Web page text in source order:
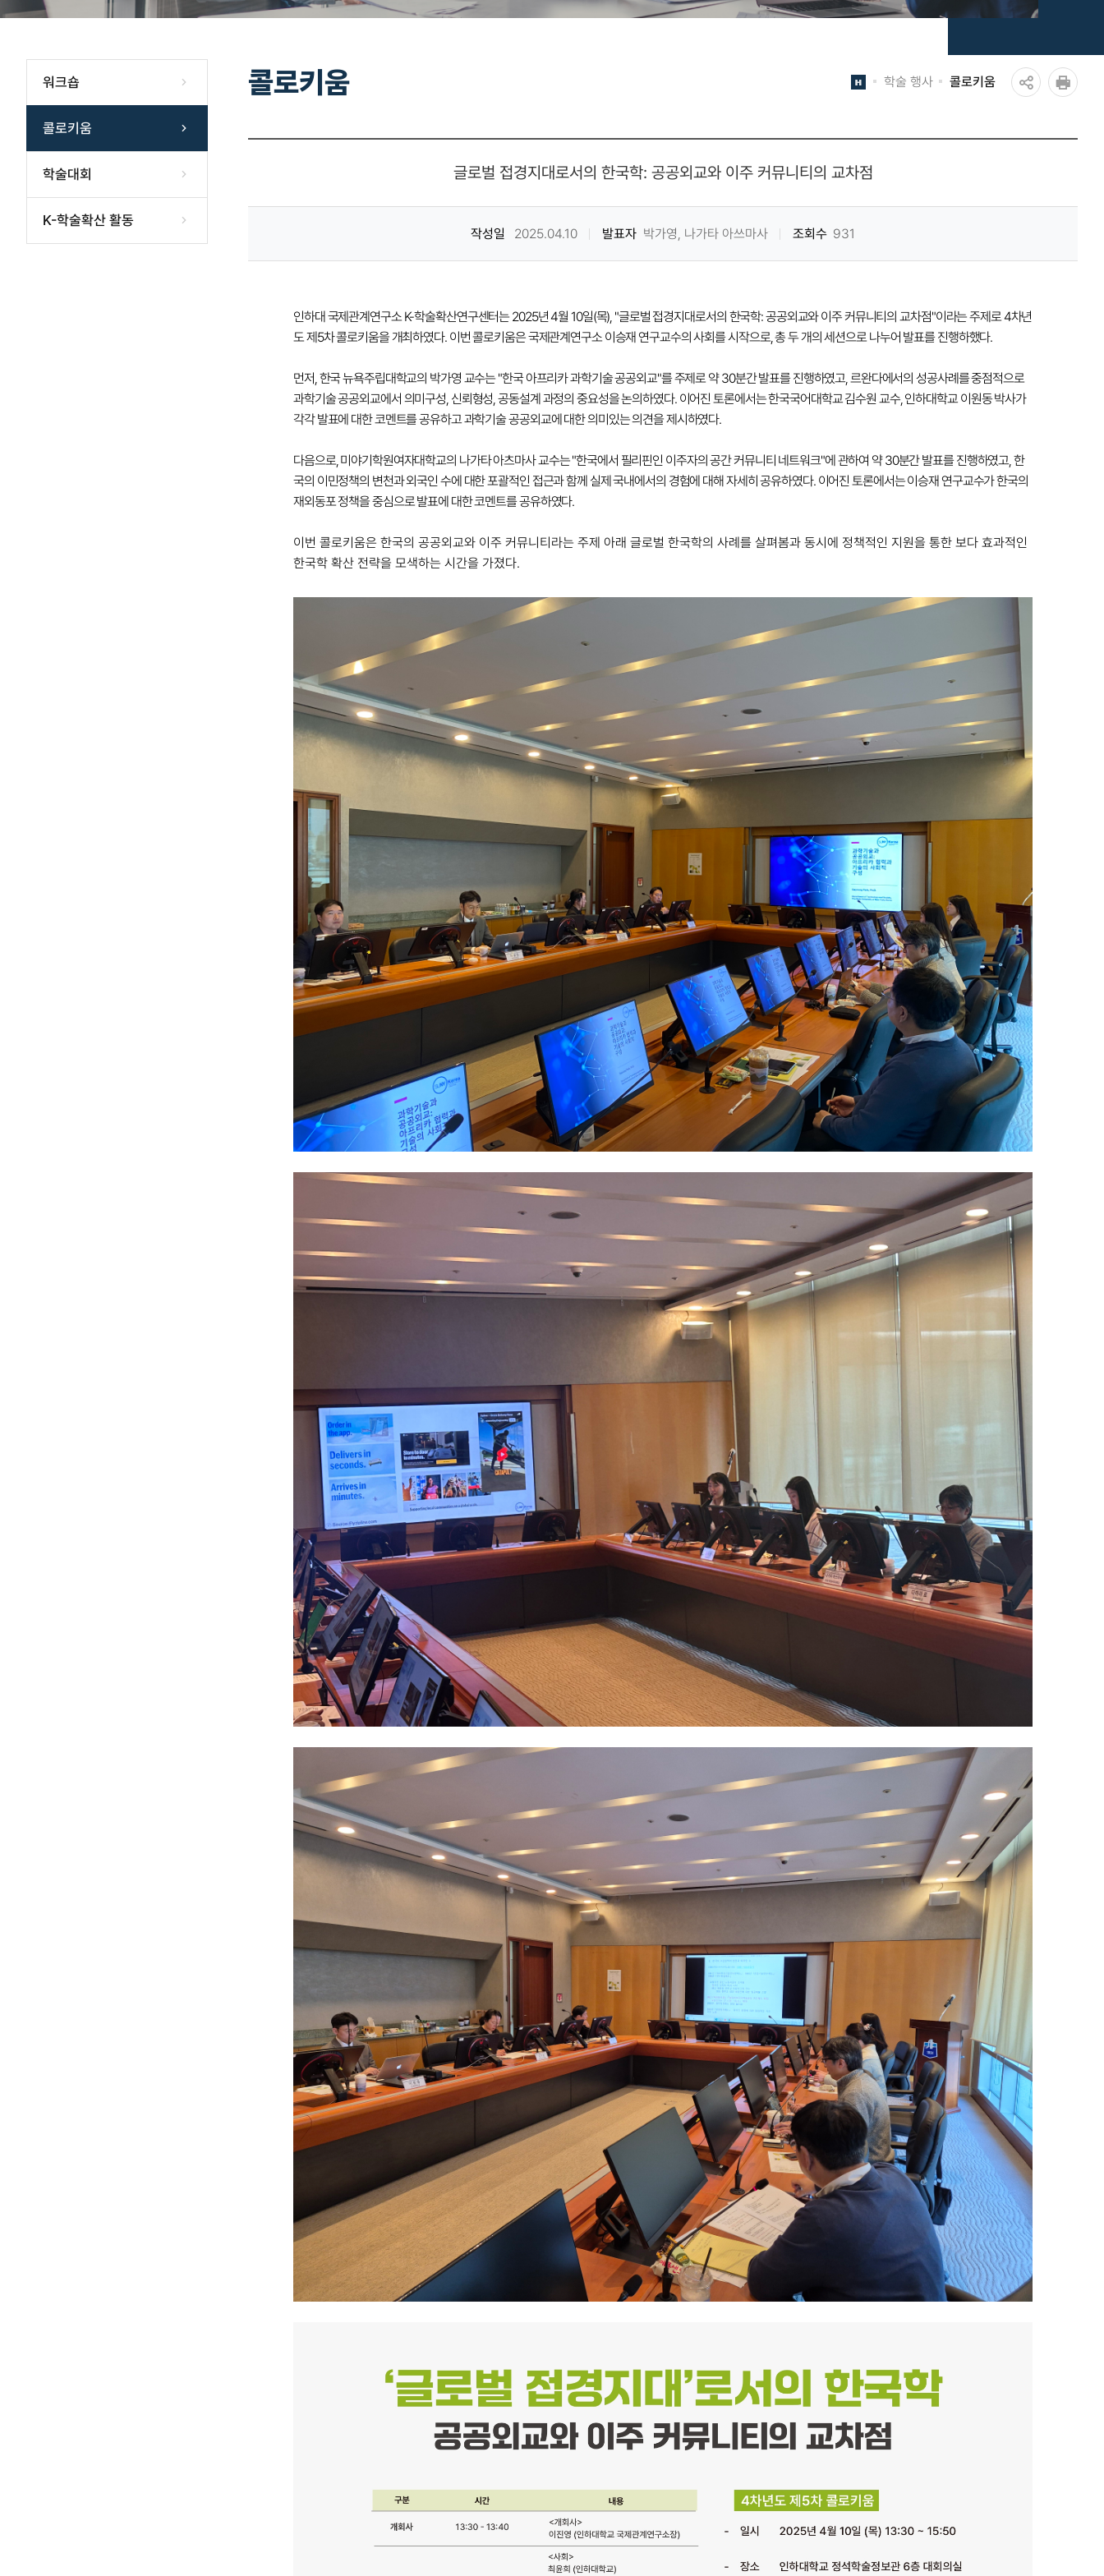
워크숍
콜로키움
학술대회
K-학술확산 활동
콜로키움 학술 행사 콜로키움
유
글로벌 접경지대로서의 한국학: 공공외교와 이주 커뮤니티의 교차점
작성일 2025.04.10 발표자 박가영, 나가타 아쓰마사 조회수 931
인하대 국제관계연구소 K-학술확산연구센터는 2025년 4월 10일(목), "글로벌 접경지대로서의 한국학: 공공외교와 이주 커뮤니티의 교차점"이라는 주제로 4차년
도 제5차 콜로키움을 개최하였다. 이번 콜로키움은 국제관계연구소 이승재 연구교수의 사회를 시작으로, 총 두 개의 세션으로 나누어 발표를 진행하했다.
먼저, 한국 뉴욕주립대학교의 박가영 교수는 "한국 아프리카 과학기술 공공외교"를 주제로 약 30분간 발표를 진행하였고, 르완다에서의 성공사례를 중점적으로
과학기술 공공외교에서 의미구성, 신뢰형성, 공동설계 과정의 중요성을 논의하였다. 이어진 토론에서는 한국국어대학교 김수원 교수, 인하대학교 이원동 박사가
각각 발표에 대한 코멘트를 공유하고 과학기술 공공외교에 대한 의미있는 의견을 제시하였다.
다음으로, 미야기학원여자대학교의 나가타 아츠마사 교수는 "한국에서 필리핀인 이주자의 공간 커뮤니티 네트워크"에 관하여 약 30분간 발표를 진행하였고, 한
국의 이민정책의 변천과 외국인 수에 대한 포괄적인 접근과 함께 실제 국내에서의 경험에 대해 자세히 공유하였다. 이어진 토론에서는 이승재 연구교수가 한국의
재외동포 정책을 중심으로 발표에 대한 코멘트를 공유하였다.
이번 콜로키움은 한국의 공공외교와 이주 커뮤니티라는 주제 아래 글로벌 한국학의 사례를 살펴봄과 동시에 정책적인 지원을 통한 보다 효과적인
한국학 확산 전략을 모색하는 시간을 가졌다.